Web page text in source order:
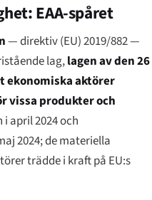
EAA-spåret
— direktiv (EU) 2019/882 —
lag,lagen av den 26
ekonomiska aktörer
vissa produkter och
i april 2024 och
2024; de materiella
trädde i kraft på EU:s